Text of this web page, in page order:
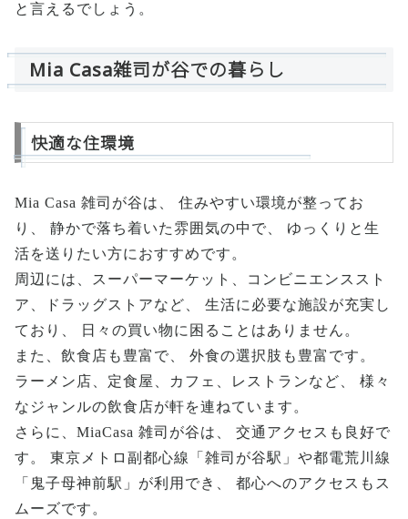
と言えるでしょう。
Mia Casa雑司が谷での暮らし
快適な住環境
Mia Casa 雑司が谷は、 住みやすい環境が整ってお
り、 静かで落ち着いた雰囲気の中で、 ゆっくりと生
活を送りたい方におすすめです。
周辺には、スーパーマーケット、コンビニエンススト
ア、ドラッグストアなど、 生活に必要な施設が充実し
ており、 日々の買い物に困ることはありません。
また、飲食店も豊富で、 外食の選択肢も豊富です。
ラーメン店、定食屋、カフェ、レストランなど、 様々
なジャンルの飲食店が軒を連ねています。
さらに、MiaCasa 雑司が谷は、 交通アクセスも良好で
す。 東京メトロ副都心線「雑司が谷駅」や都電荒川線
「鬼子母神前駅」が利用でき、 都心へのアクセスもス
ムーズです。